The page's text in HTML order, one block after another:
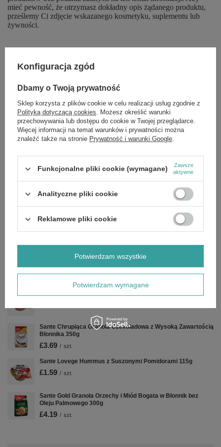
mieć pewność, że otrzymasz dokładny opis żądanego produktu,
prześlemy Ci zdjęcie wskazanego kosmetyku, suplementu lub
żywności.
Marka Sante
Forma Pakowania P
Zobacz również
Sante Skarby Ziemi Odtłuszczony Len Mielony Złoty bez
£3.19 /
Sante Chrupiąca Granola Orzechowa z Wysoką Zawartością
Błonnika 350g
Sante Skwierzyna Pasztet Dworski z Drobiem w Słoiku 180g
£2.89 / szt.
Sante Chrupiąca Granola Czekoladowa z Wysoką Zawartością
Błonnika 350g
£3.69 / szt.
Sante Lovege Hummus z Suszonymi Pomidorami 115g
£1.59 / szt.
Sante Gold Granola Orzechy i Miód Bogata w Błonnik bez
Oleju Palmowego 300g
£4.19 / szt.
Konfiguracja zgód
Dbamy o Twoją prywatność
Sklep korzysta z plików cookie w celu realizacji usług zgodnie z
Polityką dotyczącą cookies. Możesz określić warunki
przechowywania lub dostępu do cookie w Twojej przeglądarce.
Więcej informacji na temat warunków i prywatności można
znaleźć także na stronie Prywatność i warunki Google.
Funkcjonalne pliki cookie (wymagane)
Zawsze
aktywne
Analityczne pliki cookie
Reklamowe pliki cookie
Potwierdzam wymagane
Potwierdzam wszystkie